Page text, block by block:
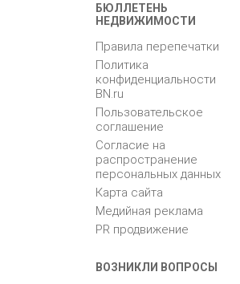
БЮЛЛЕТЕНЬ
НЕДВИЖИМОСТИ
Правила перепечатки
Политика
конфиденциальности
BN.ru
Пользовательское
соглашение
Согласие на
распространение
персональных данных
Карта сайта
Медийная реклама
PR продвижение
ВОЗНИКЛИ ВОПРОСЫ